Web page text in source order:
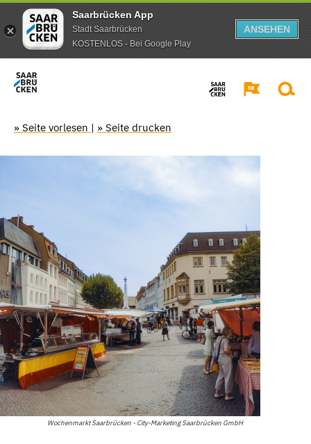
Saarbrücken App
Stadt Saarbrücken
KOSTENLOS - Bei Google Play
ANSEHEN
» Seite vorlesen | » Seite drucken
Wochenmarkt Saarbrücken - City-Marketing Saarbrücken GmbH